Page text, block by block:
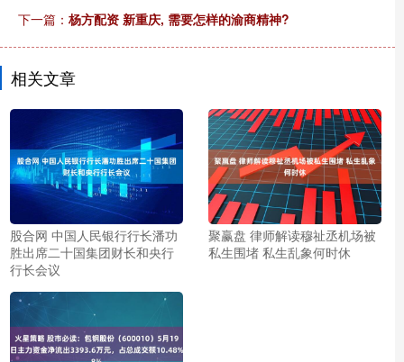
下一篇： 杨方配资 新重庆, 需要怎样的渝商精神?
相关文章
股合网 中国人民银行行长潘功
胜出席二十国集团财长和央行
行长会议
聚赢盘 律师解读穆祉丞机场被
私生围堵 私生乱象何时休